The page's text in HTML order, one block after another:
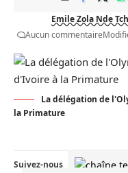
Emile Zola Nde
Aucun commentaire
La délégation de
la Primature
Suivez-nous